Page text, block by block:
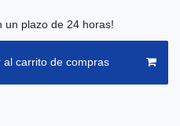
un plazo de 24 horas!
al carrito de compras